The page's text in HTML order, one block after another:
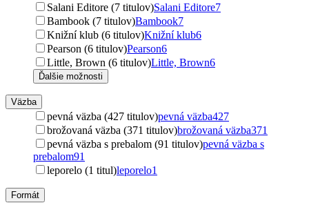
Salani Editore (7 titulov)Salani Editore7
Bambook (7 titulov)Bambook7
Knižní klub (6 titulov)Knižní klub6
Pearson (6 titulov)Pearson6
Little, Brown (6 titulov)Little, Brown6
Ďalšie možnosti
Väzba
pevná väzba (427 titulov)pevná väzba427
brožovaná väzba (371 titulov)brožovaná väzba371
pevná väzba s prebalom (91 titulov)pevná väzba s
prebalom91
leporelo (1 titul)leporelo1
Formát